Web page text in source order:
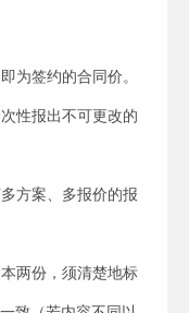
为签约的合同价。
性报出不可更改的
方案、多报价的报
两份，须清楚地标